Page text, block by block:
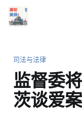
司法与法律
监督委
茨谈爱案